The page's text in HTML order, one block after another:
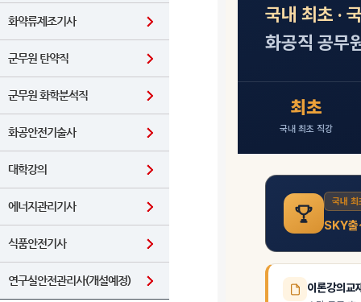
화약류제조기사
군무원 탄약직
군무원 화학분석직
화공안전기술사
대학강의
에너지관리기사
식품안전기사
연구실안전관리사(개설예정)